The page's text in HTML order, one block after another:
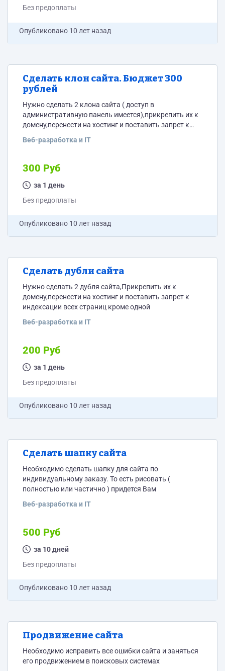
Без предоплаты
Опубликовано 10 лет назад
Сделать клон сайта. Бюджет 300
рублей
Нужно сделать 2 клона сайта ( доступ в
административную панель имеется),прикрепить их к
домену,перенести на хостинг и поставить запрет к
действия 300 рублей
Веб-разработка и IT
300 Руб
за 1 день
Без предоплаты
Опубликовано 10 лет назад
Сделать дубли сайта
Нужно сделать 2 дубля сайта,Прикрепить их к
домену,перенести на хостинг и поставить запрет к
индексации всех страниц кроме одной
Веб-разработка и IT
200 Руб
за 1 день
Без предоплаты
Опубликовано 10 лет назад
Сделать шапку сайта
Необходимо сделать шапку для сайта по
индивидуальному заказу. То есть рисовать (
полностью или частично ) придется Вам
Веб-разработка и IT
500 Руб
за 10 дней
Без предоплаты
Опубликовано 10 лет назад
Продвижение сайта
Необходимо исправить все ошибки сайта и заняться
его продвижением в поисковых системах